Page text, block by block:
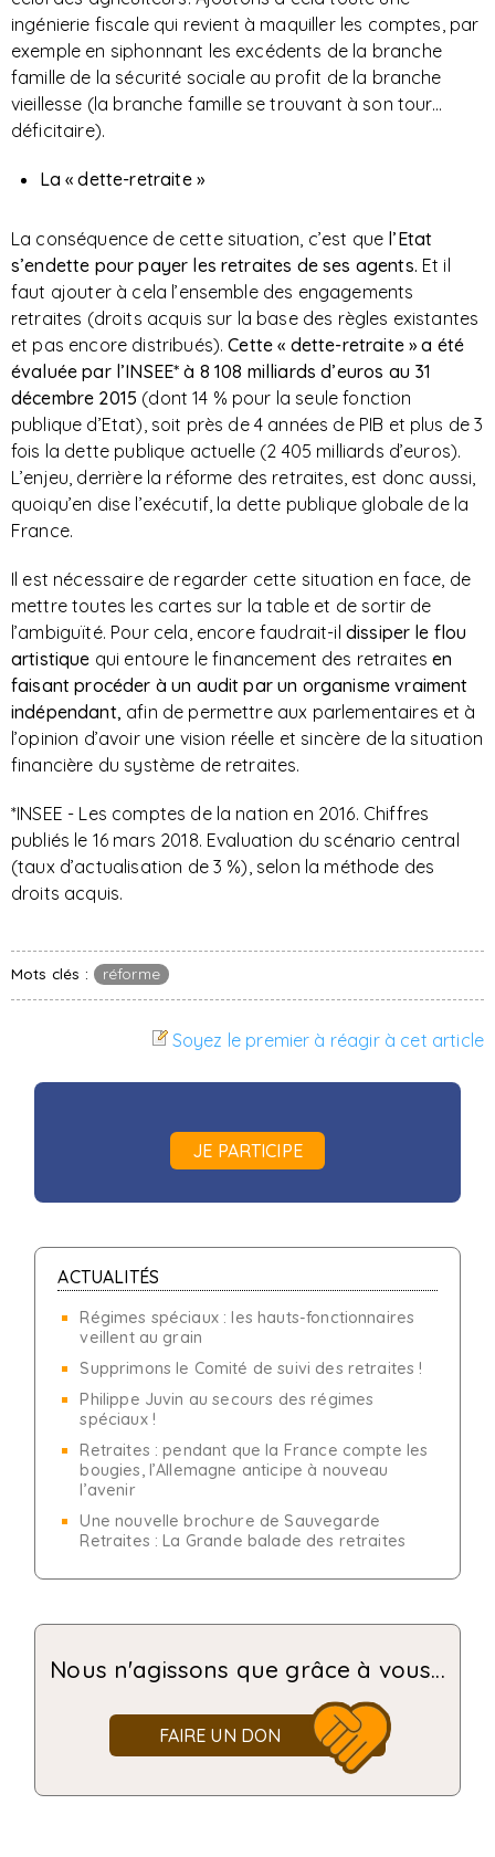
ingénierie fiscale qui revient à maquiller les comptes, par
exemple en siphonnant les excédents de la branche
famille de la sécurité sociale au profit de la branche
vieillesse (la branche famille se trouvant à son tour…
déficitaire).
La « dette-retraite »
La conséquence de cette situation, c’est que l’Etat
s’endette pour payer les retraites de ses agents. Et il
faut ajouter à cela l’ensemble des engagements
retraites (droits acquis sur la base des règles existantes
et pas encore distribués). Cette « dette-retraite » a été
évaluée par l’INSEE* à 8 108 milliards d’euros au 31
décembre 2015 (dont 14 % pour la seule fonction
publique d’Etat), soit près de 4 années de PIB et plus de 3
fois la dette publique actuelle (2 405 milliards d’euros).
L’enjeu, derrière la réforme des retraites, est donc aussi,
quoiqu’en dise l’exécutif, la dette publique globale de la
France.
Il est nécessaire de regarder cette situation en face, de
mettre toutes les cartes sur la table et de sortir de
l’ambiguïté. Pour cela, encore faudrait-il dissiper le flou
artistique qui entoure le financement des retraites en
faisant procéder à un audit par un organisme vraiment
indépendant, afin de permettre aux parlementaires et à
l’opinion d’avoir une vision réelle et sincère de la situation
financière du système de retraites.
*INSEE - Les comptes de la nation en 2016. Chiffres
publiés le 16 mars 2018. Evaluation du scénario central
(taux d’actualisation de 3 %), selon la méthode des
droits acquis.
Mots clés : réforme
Soyez le premier à réagir à cet article
JE PARTICIPE
ACTUALITÉS
Régimes spéciaux : les hauts-fonctionnaires
veillent au grain
Supprimons le Comité de suivi des retraites !
Philippe Juvin au secours des régimes
spéciaux !
Retraites : pendant que la France compte les
bougies, l’Allemagne anticipe à nouveau
l’avenir
Une nouvelle brochure de Sauvegarde
Retraites : La Grande balade des retraites
Nous n'agissons que grâce à vous...
FAIRE UN DON